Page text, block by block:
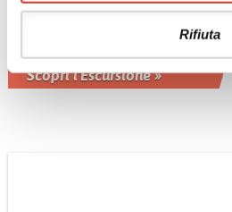
Rifiuta
Karnataka, culla dell'architettura della
Scopri l'Escursione »